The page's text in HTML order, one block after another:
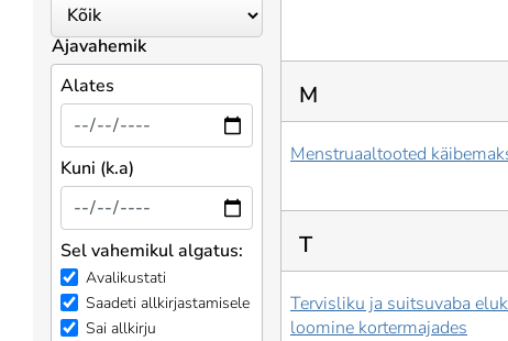
Ajavahemik
Alates
Kuni (k.a)
Sel vahemikul algatus:
Avalikustati
Saadeti allkirjastamisele
Sai allkirju
M
Menstruaaltooted
T
Tervisliku ja suitsuvaba
loomine kortermajades